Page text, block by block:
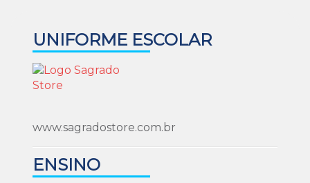
UNIFORME ESCOLAR
www.sagradostore.com.br
ENSINO